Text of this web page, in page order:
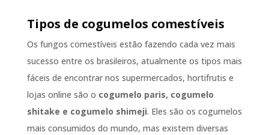
Tipos de cogumelos comestíveis
Os fungos comestíveis estão fazendo cada vez mais
sucesso entre os brasileiros, atualmente os tipos mais
fáceis de encontrar nos supermercados, hortifrutis e
lojas online são o cogumelo paris, cogumelo
shitake e cogumelo shimeji. Eles são os cogumelos
mais consumidos do mundo, mas existem diversas